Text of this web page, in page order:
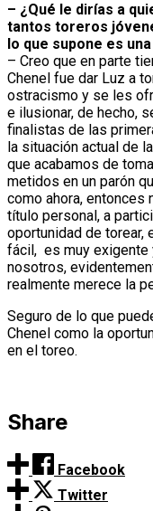
– ¿Qué le dirías a
tantos toreros
lo que supone es
– Creo que en parte
Chenel fue dar Luz a
ostracismo y se les
e ilusionar, de hecho,
finalistas de las
la situación actual de
que acabamos de
metidos en un parón
como ahora, entonces
título personal, a
oportunidad de torear,
fácil, es muy exigente
nosotros,
realmente merece la
Seguro de lo que
Chenel como la
en el toreo.
Share
Facebook
Twitter